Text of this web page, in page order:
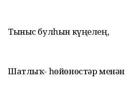
Тыныс булһын күңелең,
Шатлыҡ- һөйөнөстәр менән